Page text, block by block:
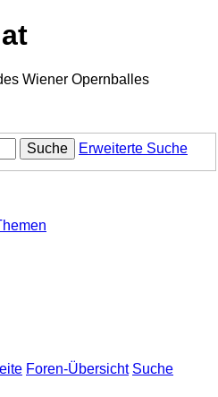
Wiener Opernballes
Suche Erweiterte Suche
Foren-Übersicht Suche